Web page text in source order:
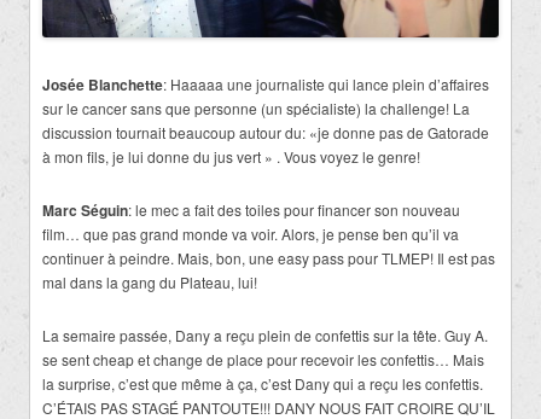
Josée Blanchette: Haaaaa une journaliste qui lance plein d’affaires
sur le cancer sans que personne (un spécialiste) la challenge! La
discussion tournait beaucoup autour du: «je donne pas de Gatorade
à mon fils, je lui donne du jus vert » . Vous voyez le genre!
Marc Séguin: le mec a fait des toiles pour financer son nouveau
film… que pas grand monde va voir. Alors, je pense ben qu’il va
continuer à peindre. Mais, bon, une easy pass pour TLMEP! Il est pas
mal dans la gang du Plateau, lui!
La semaire passée, Dany a reçu plein de confettis sur la tête. Guy A.
se sent cheap et change de place pour recevoir les confettis… Mais
la surprise, c’est que même à ça, c’est Dany qui a reçu les confettis.
C’ÉTAIS PAS STAGÉ PANTOUTE!!! DANY NOUS FAIT CROIRE QU’IL